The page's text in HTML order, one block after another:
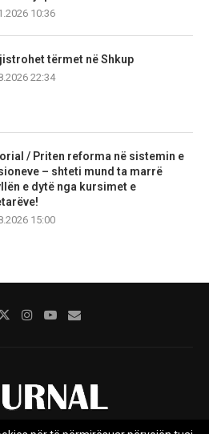
10:36
tërmet në Shkup
22:34
/ Priten reforma në sistemin e
– shteti mund ta marrë
e dytë nga kursimet e
15:00